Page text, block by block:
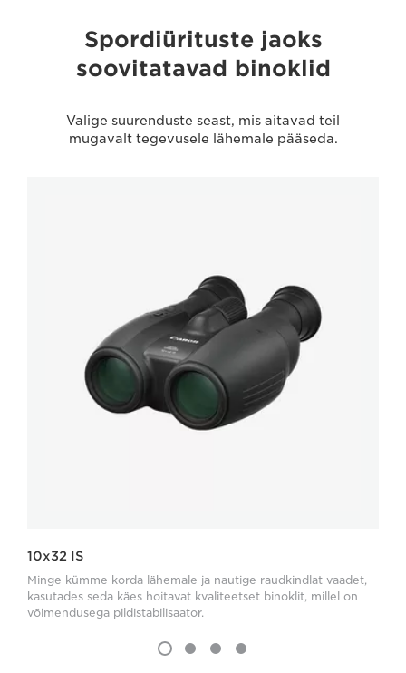
Spordiürituste jaoks
soovitatavad binoklid
Valige suurenduste seast, mis aitavad teil
mugavalt tegevusele lähemale pääseda.
10x32 IS
Minge kümme korda lähemale ja nautige raudkindlat vaadet,
kasutades seda käes hoitavat kvaliteetset binoklit, millel on
võimendusega pildistabilisaator.